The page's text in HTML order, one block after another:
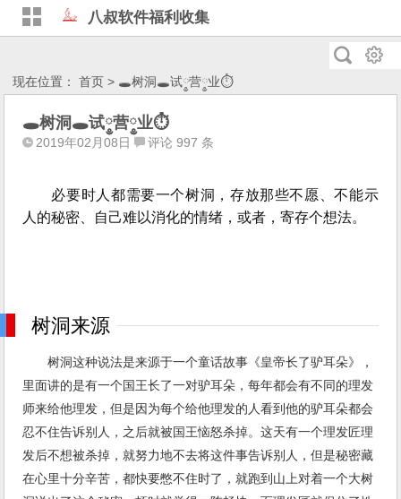
八叔软件福利收集
现在位置：首页 > 🕳树洞🕳试༵营༵业⏱
🕳树洞🕳试༵营༵业⏱
2019年02月08日 评论 997 条
必要时人都需要一个树洞，存放那些不愿、不能示
人的秘密、自己难以消化的情绪，或者，寄存个想法。
树洞来源
树洞这种说法是来源于一个童话故事《皇帝长了驴耳朵》，
里面讲的是有一个国王长了一对驴耳朵，每年都会有不同的理发
师来给他理发，但是因为每个给他理发的人看到他的驴耳朵都会
忍不住告诉别人，之后就被国王恼怒杀掉。这天有一个理发匠理
发后不想被杀掉，就努力地不去将这件事告诉别人，但是秘密藏
在心里十分辛苦，都快要憋不住时了，就跑到山上对着一个大树